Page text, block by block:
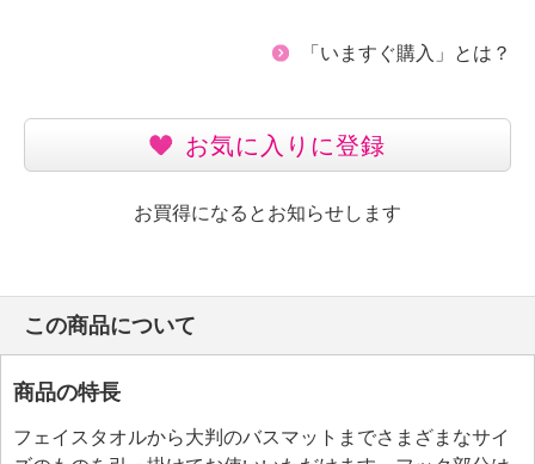
「いますぐ購入」とは？
お気に入りに登録
お買得になるとお知らせします
この商品について
商品の特長
フェイスタオルから大判のバスマットまでさまざまなサイ